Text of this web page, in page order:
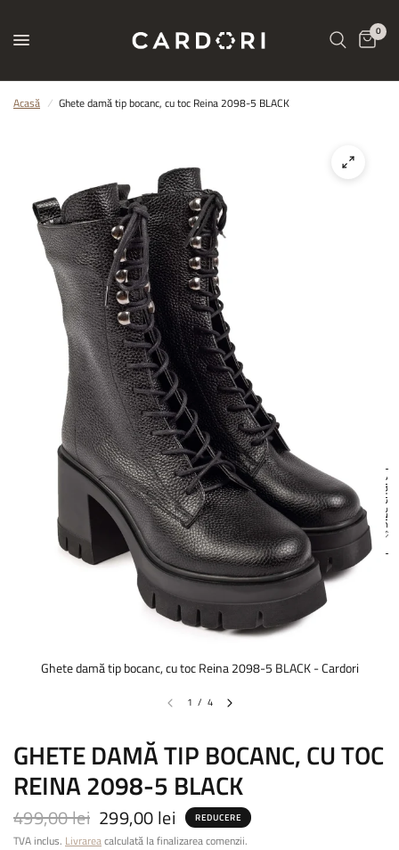
0
Acasă / Ghete damă tip bocanc, cu toc Reina 2098-5 BLACK
Ghete damă tip bocanc, cu toc Reina 2098-5 BLACK - Cardori
1 / 4
GHETE DAMĂ TIP BOCANC, CU TOC
REINA 2098-5 BLACK
499,00 lei 299,00 lei REDUCERE
TVA inclus. Livrareacalculată la finalizarea comenzii.
Size chart